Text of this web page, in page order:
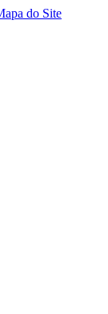
do Site